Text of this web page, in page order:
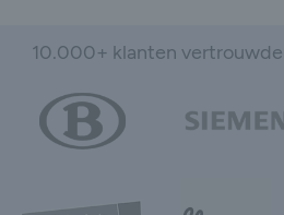
10.000+ klanten